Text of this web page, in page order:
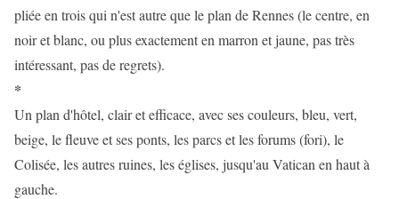
pliée en trois qui n'est autre que le plan de Rennes (le centre, en
noir et blanc, ou plus exactement en marron et jaune, pas très
intéressant, pas de regrets).
*
Un plan d'hôtel, clair et efficace, avec ses couleurs, bleu, vert,
beige, le fleuve et ses ponts, les parcs et les forums (fori), le
Colisée, les autres ruines, les églises, jusqu'au Vatican en haut à
gauche.